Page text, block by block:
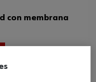
con membrana